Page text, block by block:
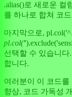
.alias()로 새로운 컬
를 하나로 합쳐 코
마지막으로, pl.col('^.
pl.col('
선택할 수 있습니
합니다.
여러분이 이 코드
향상, 코드 가독성